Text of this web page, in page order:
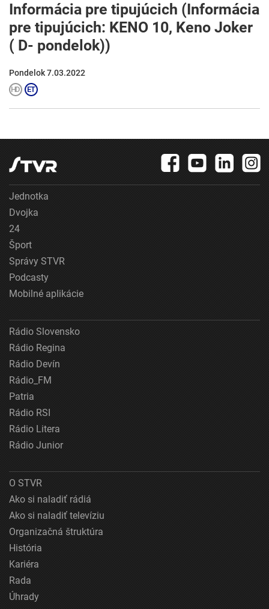
Informácia pre tipujúcich (Informácia
pre tipujúcich: KENO 10, Keno Joker
( D- pondelok))
Pondelok 7.03.2022
Jednotka
Dvojka
24
Šport
Správy STVR
Podcasty
Mobilné aplikácie
Rádio Slovensko
Rádio Regina
Rádio Devín
Rádio_FM
Patria
Rádio RSI
Rádio Litera
Rádio Junior
O STVR
Ako si naladiť rádiá
Ako si naladiť televíziu
Organizačná štruktúra
História
Kariéra
Rada
Úhrady